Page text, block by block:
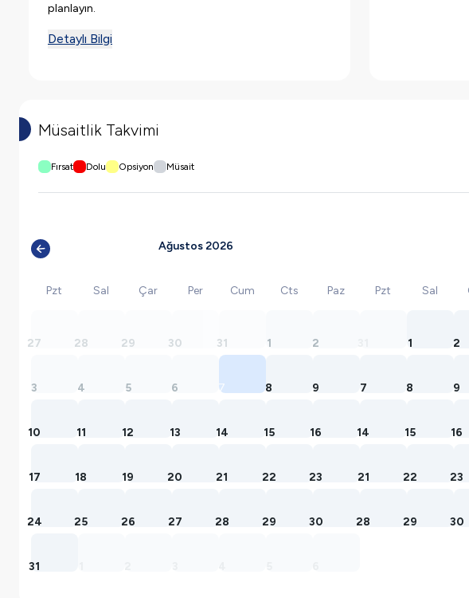
planlayın.
Detaylı Bilgi
Müsaitlik Takvimi
Fırsat Dolu Opsiyon Müsait
Ağustos 2026
Pzt Sal Çar Per Cum Cts Paz
27 28 29 30 31 1 2
3 4 5 6 7 8 9
10 11 12 13 14 15 16
17 18 19 20 21 22 23
24 25 26 27 28 29 30
31
Pzt Sal
1 2
7 8 9
14 15 16
21 22 23
28 29 30